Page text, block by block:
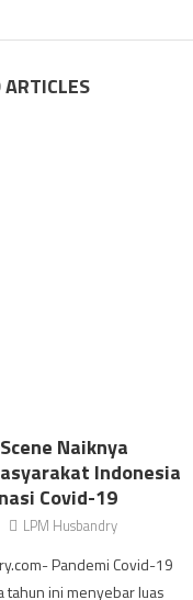
Naiknya
Indonesia
Covid-19
LPM Husbandry
Pandemi Covid-19
tahun ini menyebar luas